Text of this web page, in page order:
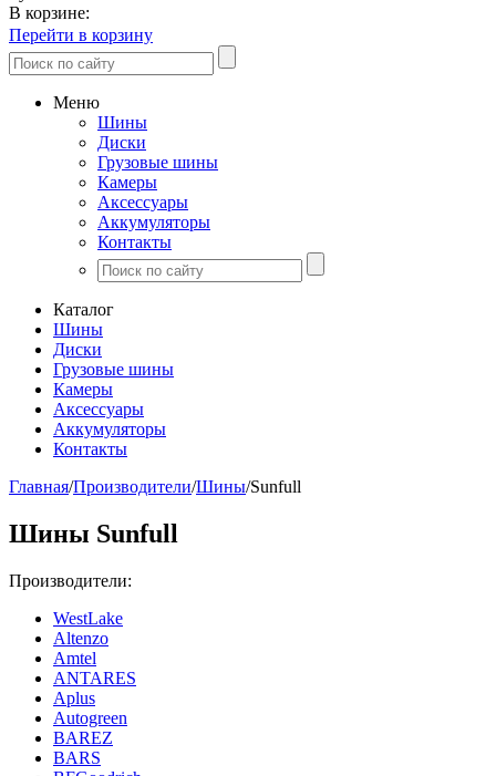
В корзине:
Перейти в корзину
Меню
Шины
Диски
Грузовые шины
Камеры
Аксессуары
Аккумуляторы
Контакты
Каталог
Шины
Диски
Грузовые шины
Камеры
Аксессуары
Аккумуляторы
Контакты
Главная/Производители/Шины/Sunfull
Шины Sunfull
Производители:
WestLake
Altenzo
Amtel
ANTARES
Aplus
Autogreen
BAREZ
BARS